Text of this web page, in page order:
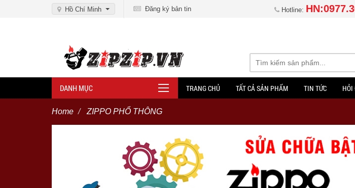
Hồ Chí Minh Đăng ký bản tin Hotline:
DANH MỤC TRANG CHỦ TẤT CẢ SẢN PHẨM TIN TỨC HỎI
Home ZIPPO PHỔ THÔNG